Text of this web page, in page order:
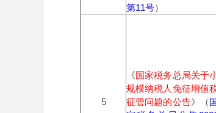
第11号）
5
《国家税务总局关于
规模纳税人免征增值
征管问题的公告》（